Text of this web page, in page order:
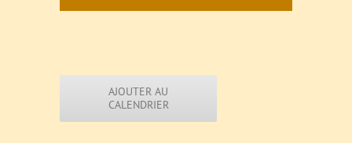
AJOUTER AU
CALENDRIER